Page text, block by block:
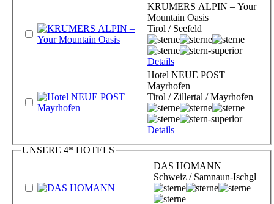
KRUMERS ALPIN – Your
Mountain Oasis
Tirol / Seefeld
Details
Hotel NEUE POST
Mayrhofen
Tirol / Zillertal / Mayrhofen
Details
UNSERE 4* HOTELS
DAS HOMANN
Schweiz / Samnaun-Ischgl